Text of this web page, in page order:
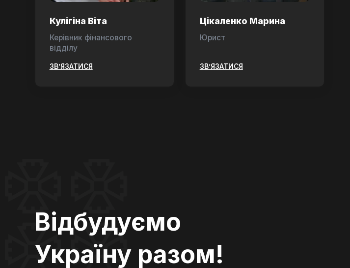
Кулігіна Віта
Керівник фінансового
відділу
ЗВ’ЯЗАТИСЯ
Цікаленко Марина
Юрист
ЗВ’ЯЗАТИСЯ
Відбудуємо
Україну разом!